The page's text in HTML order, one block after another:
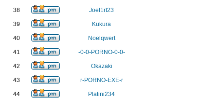
38 Joel1rt23
39 Kukura
40 Noelqwert
41 -0-0-PORNO-0-0-
42 Okazaki
43 r-PORNO-EXE-r
44 Platini234